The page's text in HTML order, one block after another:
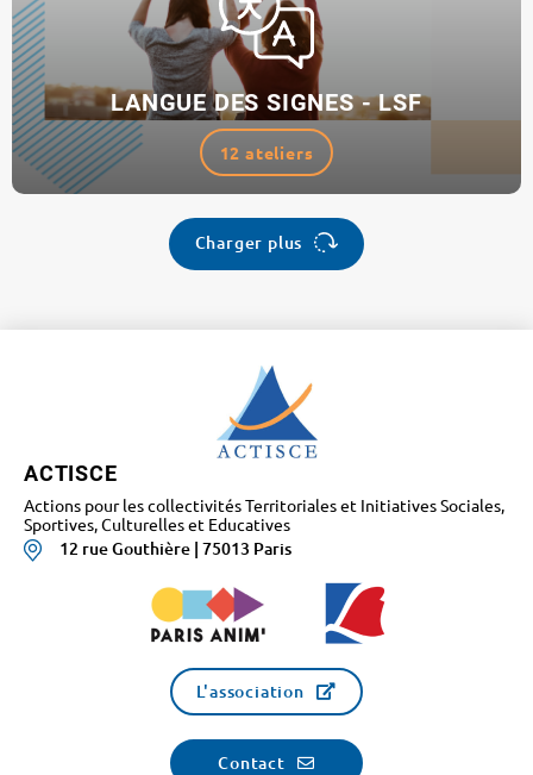
LANGUE DES SIGNES - LSF
12 ateliers
Charger plus
ACTISCE
Actions pour les collectivités Territoriales et Initiatives Sociales,
Sportives, Culturelles et Educatives
12 rue Gouthière | 75013 Paris
L'association
Contact